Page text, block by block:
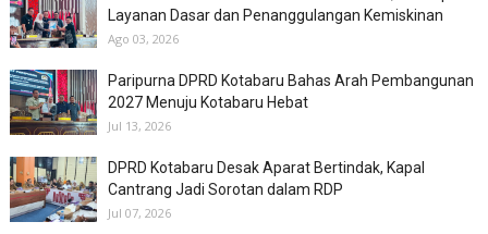
Layanan Dasar dan Penanggulangan Kemiskinan
Ago 03, 2026
Paripurna DPRD Kotabaru Bahas Arah Pembangunan
2027 Menuju Kotabaru Hebat
Jul 13, 2026
DPRD Kotabaru Desak Aparat Bertindak, Kapal
Cantrang Jadi Sorotan dalam RDP
Jul 07, 2026